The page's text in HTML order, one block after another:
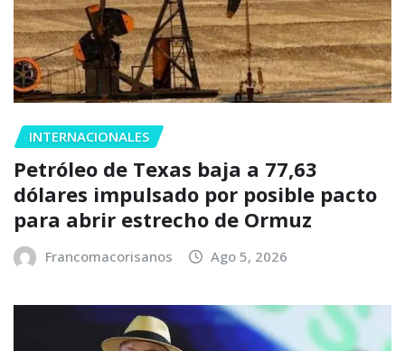
INTERNACIONALES
Petróleo de Texas baja a 77,63
dólares impulsado por posible pacto
para abrir estrecho de Ormuz
Francomacorisanos Ago 5, 2026